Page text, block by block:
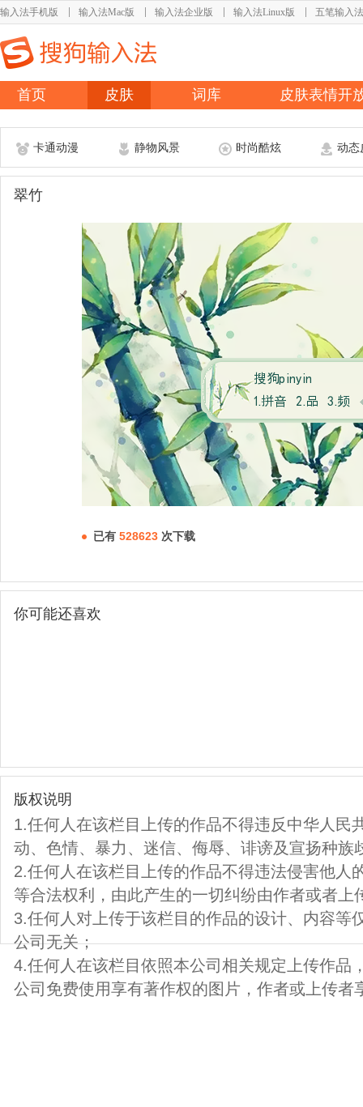
输入法手机版 输入法Mac版 输入法企业版 输入法Linux版 五笔输入法
首页 皮肤 词库 皮肤表情开
卡通动漫 静物风景 时尚酷炫 动态
翠竹
已有 528623 次下载
你可能还喜欢
版权说明
1.任何人在该栏目上传的作品不得违反中华人民
动、色情、暴力、迷信、侮辱、诽谤及宣扬种族
2.任何人在该栏目上传的作品不得违法侵害他人
等合法权利，由此产生的一切纠纷由作者或者上
3.任何人对上传于该栏目的作品的设计、内容等
公司无关；
4.任何人在该栏目依照本公司相关规定上传作品
公司免费使用享有著作权的图片，作者或上传者